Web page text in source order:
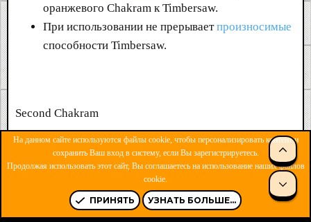
оранжевого Chakram к Timbersaw.
При использовании не прерываетпроизносимые
способности Timbersaw.
Second Chakram
F
На данном сайте используются файлы cookie, чтобы персонализировать контент и
сохранить Ваш вход в систему, если Вы зарегистрируетесь.
Продолжая использовать этот сайт, Вы соглашаетесь на использование наших файлов
cookie.
ПРИНЯТЬ УЗНАТЬ БОЛЬШЕ...